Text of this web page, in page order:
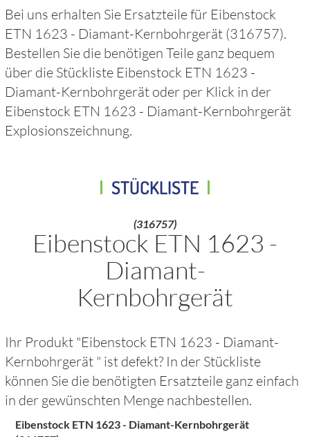
Bei uns erhalten Sie Ersatzteile für Eibenstock
ETN 1623 - Diamant-Kernbohrgerät (316757).
Bestellen Sie die benötigen Teile ganz bequem
über die Stückliste Eibenstock ETN 1623 -
Diamant-Kernbohrgerät oder per Klick in der
Eibenstock ETN 1623 - Diamant-Kernbohrgerät
Explosionszeichnung.
STÜCKLISTE
(316757)
Eibenstock ETN 1623 -
Diamant-
Kernbohrgerät
Ihr Produkt "Eibenstock ETN 1623 - Diamant-
Kernbohrgerät " ist defekt? In der Stückliste
können Sie die benötigten Ersatzteile ganz einfach
in der gewünschten Menge nachbestellen.
Eibenstock ETN 1623 - Diamant-Kernbohrgerät